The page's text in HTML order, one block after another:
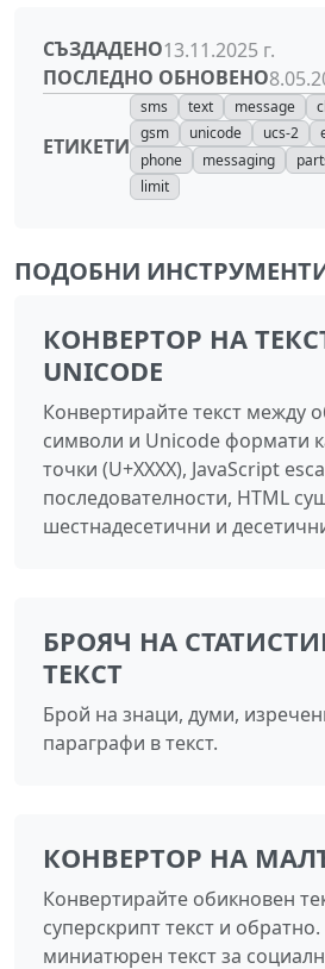
СЪЗДАДЕНО13.11.2025 г.
ПОСЛЕДНО ОБНОВЕНО
ЕТИКЕТИ
sms text message
gsm
unicode ucs-2
phone
messaging
limit
ПОДОБНИ
КОНВЕРТОР НА
UNICODE
Конвертирайте текст между
символи и Unicode формати
точки (U+XXXX), JavaScript
последователности, HTML
шестнадесетични и
БРОЯЧ НА
ТЕКСТ
Брой на знаци, думи,
параграфи в текст.
КОНВЕРТОР НА
Конвертирайте обикновен
суперскрипт текст и
миниатюрен текст за